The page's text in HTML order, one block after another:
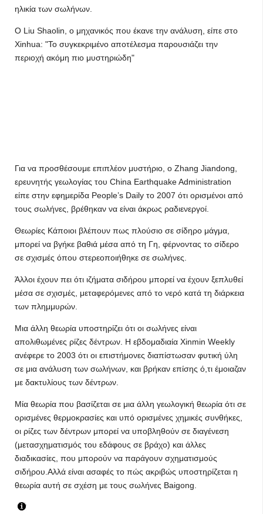
ηλικία των σωλήνων.
Ο Liu Shaolin, ο μηχανικός που έκανε την ανάλυση, είπε στο
Xinhua: "Το συγκεκριμένο αποτέλεσμα παρουσιάζει την
περιοχή ακόμη πιο μυστηριώδη"
Για να προσθέσουμε επιπλέον μυστήριο, ο Zhang Jiandong,
ερευνητής γεωλογίας του China Earthquake Administration
είπε στην εφημερίδα People’s Daily το 2007 ότι ορισμένοι από
τους σωλήνες, βρέθηκαν να είναι άκρως ραδιενεργοί.
Θεωρίες Κάποιοι βλέπουν πως πλούσιο σε σίδηρο μάγμα,
μπορεί να βγήκε βαθιά μέσα από τη Γη, φέρνοντας το σίδερο
σε σχισμές όπου στερεοποιήθηκε σε σωλήνες.
Άλλοι έχουν πει ότι ιζήματα σιδήρου μπορεί να έχουν ξεπλυθεί
μέσα σε σχισμές, μεταφερόμενες από το νερό κατά τη διάρκεια
των πλημμυρών.
Μια άλλη θεωρία υποστηρίζει ότι οι σωλήνες είναι
απολιθωμένες ρίζες δέντρων. Η εβδομαδιαία Xinmin Weekly
ανέφερε το 2003 ότι οι επιστήμονες διαπίστωσαν φυτική ύλη
σε μια ανάλυση των σωλήνων, και βρήκαν επίσης ό,τι έμοιαζαν
με δακτυλίους των δέντρων.
Μία θεωρία που βασίζεται σε μια άλλη γεωλογική θεωρία ότι σε
ορισμένες θερμοκρασίες και υπό ορισμένες χημικές συνθήκες,
οι ρίζες των δέντρων μπορεί να υποβληθούν σε διαγένεση
(μετασχηματισμός του εδάφους σε βράχο) και άλλες
διαδικασίες, που μπορούν να παράγουν σχηματισμούς
σιδήρου.Αλλά είναι ασαφές το πώς ακριβώς υποστηρίζεται η
θεωρία αυτή σε σχέση με τους σωλήνες Baigong.